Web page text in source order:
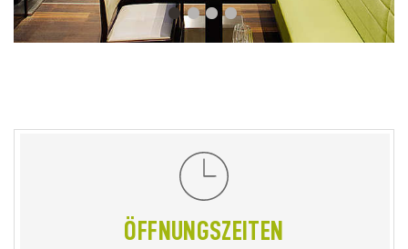
ÖFFNUNGSZEITEN